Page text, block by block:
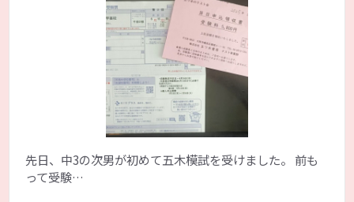
先日、中3の次男が初めて五木模試を受けました。 前も
って受験…